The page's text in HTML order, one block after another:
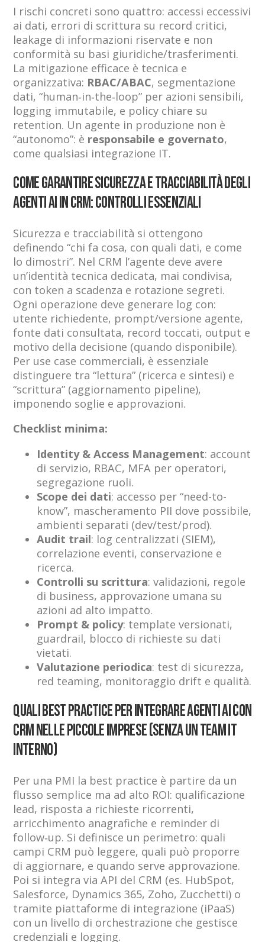
I rischi concreti sono quattro: accessi eccessivi
ai dati, errori di scrittura su record critici,
leakage di informazioni riservate e non
conformità su basi giuridiche/trasferimenti.
La mitigazione efficace è tecnica e
organizzativa: RBAC/ABAC, segmentazione
dati, “human‑in‑the‑loop” per azioni sensibili,
logging immutabile, e policy chiare su
retention. Un agente in produzione non è
“autonomo”: è responsabile e governato,
come qualsiasi integrazione IT.
Come garantire sicurezza e tracciabilità degli
agenti AI in CRM: controlli essenziali
Sicurezza e tracciabilità si ottengono
definendo “chi fa cosa, con quali dati, e come
lo dimostri”. Nel CRM l’agente deve avere
un’identità tecnica dedicata, mai condivisa,
con token a scadenza e rotazione segreti.
Ogni operazione deve generare log con:
utente richiedente, prompt/versione agente,
fonte dati consultata, record toccati, output e
motivo della decisione (quando disponibile).
Per use case commerciali, è essenziale
distinguere tra “lettura” (ricerca e sintesi) e
“scrittura” (aggiornamento pipeline),
imponendo soglie e approvazioni.
Checklist minima:
Identity & Access Management: account
di servizio, RBAC, MFA per operatori,
segregazione ruoli.
Scope dei dati: accesso per “need-to-
know”, mascheramento PII dove possibile,
ambienti separati (dev/test/prod).
Audit trail: log centralizzati (SIEM),
correlazione eventi, conservazione e
ricerca.
Controlli su scrittura: validazioni, regole
di business, approvazione umana su
azioni ad alto impatto.
Prompt & policy: template versionati,
guardrail, blocco di richieste su dati
vietati.
Valutazione periodica: test di sicurezza,
red teaming, monitoraggio drift e qualità.
Quali best practice per integrare agenti AI con
CRM nelle piccole imprese (senza un team IT
interno)
Per una PMI la best practice è partire da un
flusso semplice ma ad alto ROI: qualificazione
lead, risposta a richieste ricorrenti,
arricchimento anagrafiche e reminder di
follow‑up. Si definisce un perimetro: quali
campi CRM può leggere, quali può proporre
di aggiornare, e quando serve approvazione.
Poi si integra via API del CRM (es. HubSpot,
Salesforce, Dynamics 365, Zoho, Zucchetti) o
tramite piattaforme di integrazione (iPaaS)
con un livello di orchestrazione che gestisce
credenziali e logging.